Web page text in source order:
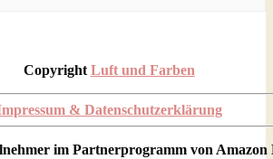
Copyright Luft und Farben
& Datenschutzerklärung
im Partnerprogramm von Amazon